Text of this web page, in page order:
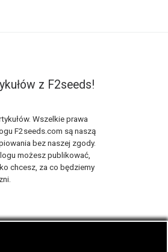
z F2seeds!
Wszelkie prawa
F2seeds.com są naszą
bez naszej zgody.
możesz publikować,
chcesz, za co będziemy